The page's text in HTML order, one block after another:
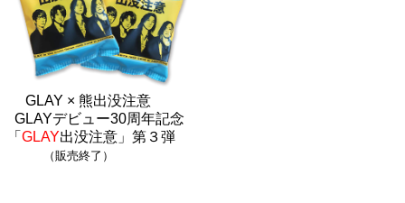
GLAY × 熊出没注意
GLAYデビュー30周年記念
「 GLAY出没注意」第３弾
（販売終了）